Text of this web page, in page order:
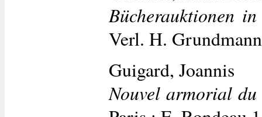
Bücherauktionen
Verl. H.
Guigard, Joannis
Nouvel armorial